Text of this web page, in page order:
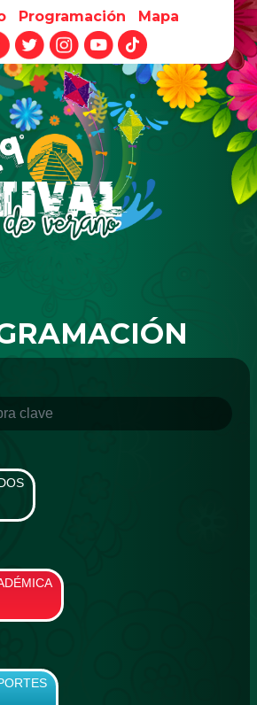
Programación Mapa